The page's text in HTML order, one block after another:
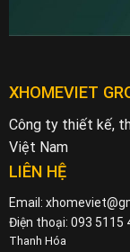
XHOMEVIET
Công ty thiết kế,
Việt Nam
LIÊN HỆ
Email:
Điện thoại: 093 5115
Thanh Hóa